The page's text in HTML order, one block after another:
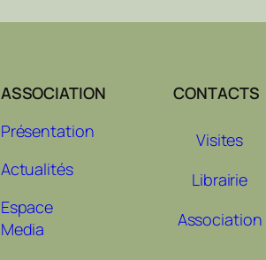
ASSOCIATION
Présentation
Actualités
Espace
Media
CONTACTS
Visites
Librairie
Association